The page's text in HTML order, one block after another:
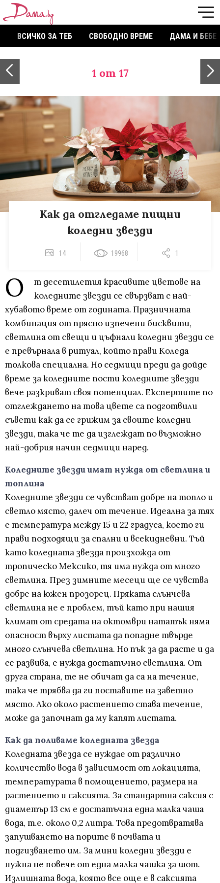
ВСИЧКО ЗА ТЕБ СВОБОДНО ВРЕМЕ ДАМА И БЕБЕ
1 от 17
Как да отгледаме пищни
коледни звезди
14 19968 1
О
т десетилетия красивите цветове на
коледните звезди се свързват с най-
хубавото време от годината. Празничната
комбинация от прясно изпечени бисквити,
светлина от свещи и цъфнали коледни звезди се
е превърнала в ритуал, който прави Коледа
толкова специална. Но седмици преди да дойде
време за коледните пости коледните звезди
вече разкриват своя потенциал. Експертите по
отглеждането на това цвете са подготвили
съвети как да се грижим за своите коледни
звезди, така че те да изглеждат по възможно
най-добрия начин седмици наред.
Коледните звезди имат нужда от светлина и
топлина
Коледните звезди се чувстват добре на топло и
светло място, далеч от течение. Идеална за тях
е температура между 15 и 22 градуса, което ги
прави подходящи за спални и всекидневни. Тъй
като коледната звезда произхожда от
тропическо Мексико, тя има нужда от много
светлина. През зимните месеци ще се чувства
добре на южен прозорец. Пряката слънчева
светлина не е проблем, тъй като при нашия
климат от средата на октомври нататък няма
опасност върху листата да попадне твърдe
много слънчева светлина. Но пък за да расте и да
се развива, е нужда достатъчно светлина. От
друга страна, те не обичат да са на течение,
така че трябва да ги поставите на заветно
място. Ако около растението става течение,
може да започнат да му капят листата.
Как да поливаме коледната звезда
Коледната звезда се нуждае от различно
количество вода в зависимост от локацията,
температурата в помощението, размера на
растението и саксията. За стандартна саксия с
диаметър 13 см е достатъчна една малка чаша
вода, т.е. около 0,2 литра. Това предотвратява
запушването на порите в почвата и
подгизването им. За мини коледни звезди е
нужна не повече от една малка чашка за шот.
Излишната вода, която все още е в саксията